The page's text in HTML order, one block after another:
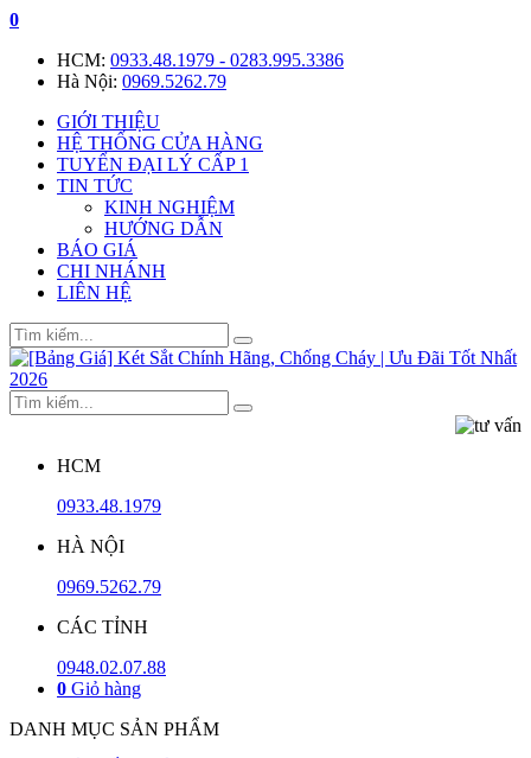
0
HCM: 0933.48.1979 - 0283.995.3386
Hà Nội: 0969.5262.79
GIỚI THIỆU
HỆ THỐNG CỬA HÀNG
TUYỂN ĐẠI LÝ CẤP 1
TIN TỨC
KINH NGHIỆM
HƯỚNG DẪN
BÁO GIÁ
CHI NHÁNH
LIÊN HỆ
HCM
0933.48.1979
HÀ NỘI
0969.5262.79
CÁC TỈNH
0948.02.07.88
0 Giỏ hàng
DANH MỤC SẢN PHẨM